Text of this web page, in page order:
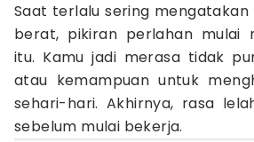
Saat terlalu sering mengatakan
berat, pikiran perlahan mulai
itu. Kamu jadi merasa tidak
atau kemampuan untuk
sehari-hari. Akhirnya, rasa
sebelum mulai bekerja.